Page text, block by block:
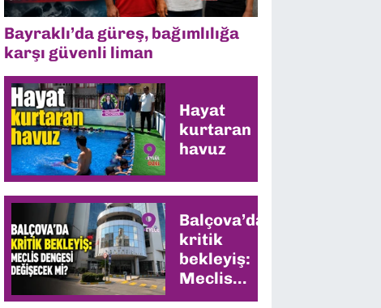
Bayraklı’da güreş, bağımlılığa
karşı güvenli liman
Hayat
kurtaran
havuz
Balçova’da
kritik
bekleyiş:
Meclis
dengesi